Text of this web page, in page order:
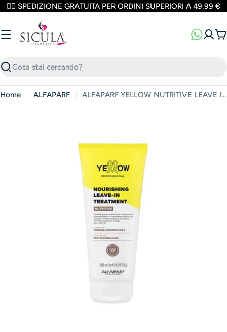
Vai
contenuto
✌🏼 SPEDIZIONE GRATUITA PER ORDINI SUPERIORI A 49,99 €
Cerca
Home ALFAPARF ALFAPARF YELLOW NUTRITIVE LEAVE IN TREATMENT 200ML
media 0 in finestra modale